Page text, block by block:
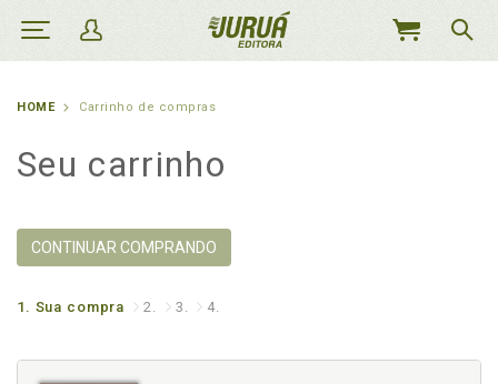
MEU
HOME Carrinho de compras
Seu carrinho
CONTINUAR COMPRANDO
1. Sua compra 2. 3. 4.